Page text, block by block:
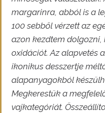
margarinra, abból is a
100 sebből vérzett az
azon kezdtem
oxidációt. Az alapvetés
ikonikus desszertje
alapanyagokból
Megkerestük a
vajkategóriát.